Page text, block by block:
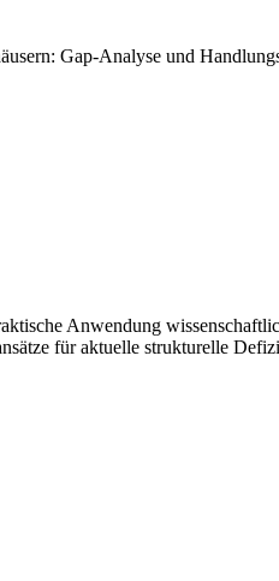
Gap-Analyse und
Anwendung
für aktuelle strukturelle